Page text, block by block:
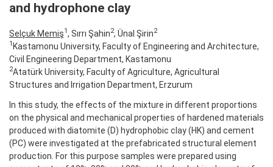
and hydrophone clay
Selçuk Memiş1 , Sırrı Şahin2, Ünal Şirin2
1 Kastamonu University, Faculty of Engineering and Architecture,
Civil Engineering Department, Kastamonu
2Atatürk University, Faculty of Agriculture, Agricultural
Structures and Irrigation Department, Erzurum
In this study, the effects of the mixture in different proportions
on the physical and mechanical properties of hardened materials
produced with diatomite (D) hydrophobic clay (HK) and cement
(PC) were investigated at the prefabricated structural element
production. For this purpose samples were prepared using